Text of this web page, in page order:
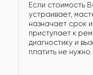
Если стоимость
устраивает,
назначает срок и
приступает к
диагностику и
платить не нужно.